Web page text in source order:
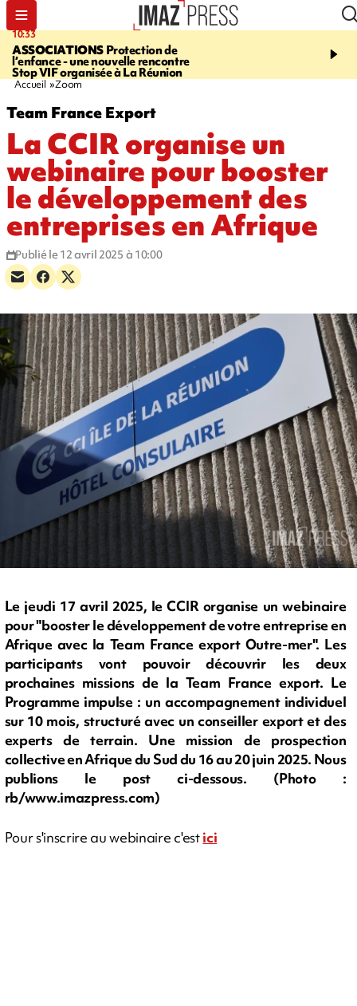
10:33
ASSOCIATIONSProtection de
l’enfance - une nouvelle rencontre
Stop VIF organisée à La Réunion
15:03
Vaste feu
l'ouest du pays, 20.000
Accueil Zoom
Team France Export
La CCIR organise un
webinaire pour booster
le développement des
entreprises en Afrique
Publié le 12 avril 2025 à 10:00
Le jeudi 17 avril 2025, le CCIR organise un webinaire
pour "booster le développement de votre entreprise en
Afrique avec la Team France export Outre-mer". Les
participants vont pouvoir découvrir les deux
prochaines missions de la Team France export. Le
Programme impulse : un accompagnement individuel
sur 10 mois, structuré avec un conseiller export et des
experts de terrain. Une mission de prospection
collective en Afrique du Sud du 16 au 20 juin 2025. Nous
publions le post ci-dessous. (Photo :
rb/www.imazpress.com)
Pour s'inscrire au webinaire c'estici